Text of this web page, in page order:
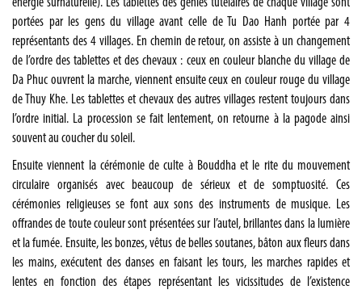
énergie surnaturelle). Les tablettes des génies tutélaires de chaque village sont
portées par les gens du village avant celle de Tu Dao Hanh portée par 4
représentants des 4 villages. En chemin de retour, on assiste à un changement
de l’ordre des tablettes et des chevaux : ceux en couleur blanche du village de
Da Phuc ouvrent la marche, viennent ensuite ceux en couleur rouge du village
de Thuy Khe. Les tablettes et chevaux des autres villages restent toujours dans
l’ordre initial. La procession se fait lentement, on retourne à la pagode ainsi
souvent au coucher du soleil.
Ensuite viennent la cérémonie de culte à Bouddha et le rite du mouvement
circulaire organisés avec beaucoup de sérieux et de somptuosité. Ces
cérémonies religieuses se font aux sons des instruments de musique. Les
offrandes de toute couleur sont présentées sur l’autel, brillantes dans la lumière
et la fumée. Ensuite, les bonzes, vêtus de belles soutanes, bâton aux fleurs dans
les mains, exécutent des danses en faisant les tours, les marches rapides et
lentes en fonction des étapes représentant les vicissitudes de l’existence